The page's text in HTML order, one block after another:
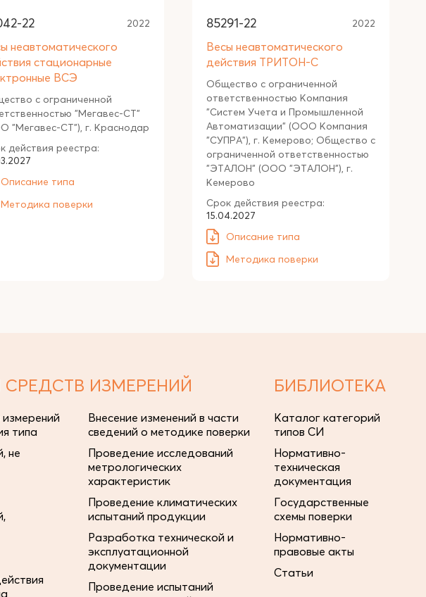
22 2022
неавтоматического
стационарные
ВСЭ
с ограниченной
"Мегавес-СТ"
"Мегавес-CТ"), г. Краснодар
действия реестра:
Описание типа
Методика поверки
85291-22 2022
Весы неавтоматического
действия ТРИТОН-С
Общество с ограниченной
ответственностью Компания
"Систем Учета и Промышленной
Автоматизации" (ООО Компания
"СУПРА"), г. Кемерово; Общество с
ограниченной ответственностью
"ЭТАЛОН" (ООО "ЭТАЛОН"), г.
Кемерово
Срок действия реестра:
15.04.2027
Описание типа
Методика поверки
ИЗМЕРЕНИЙ
типа
не
Внесение изменений в части
сведений о методике поверки
Проведение исследований
метрологических
характеристик
Проведение климатических
испытаний продукции
Разработка технической и
эксплуатационной
документации
Проведение испытаний
БИБЛИОТЕКА
Каталог категорий
типов СИ
Нормативно-
техническая
документация
Государственные
схемы поверки
Нормативно-
правовые акты
Статьи